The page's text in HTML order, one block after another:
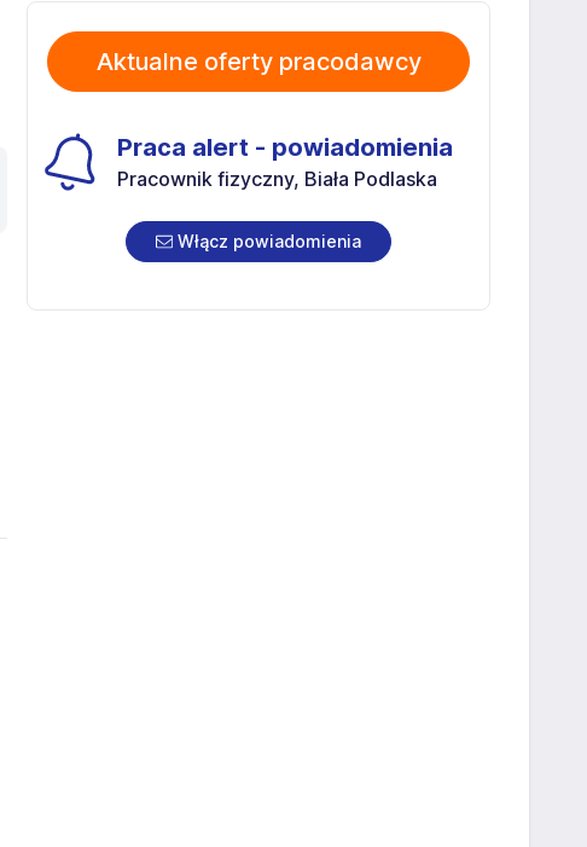
Aktualne oferty pracodawcy
Praca alert - powiadomienia
Pracownik fizyczny, Biała Podlaska
Włącz powiadomienia